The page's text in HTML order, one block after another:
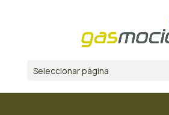
Seleccionar página